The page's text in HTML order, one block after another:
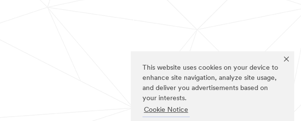
This website uses cookies on your device to
enhance site navigation, analyze site usage,
and deliver you advertisements based on
your interests.
Cookie Notice